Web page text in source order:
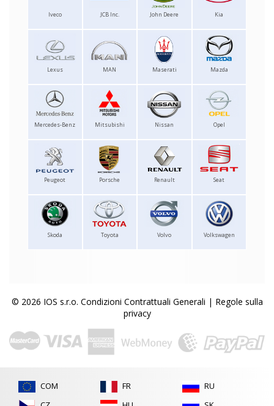
Iveco JCB Inc. John Deere Kia
Lexus MAN Maserati Mazda
Mercedes-Benz Mitsubishi Nissan Opel
Peugeot Porsche Renault Seat
Skoda Toyota Volvo Volkswagen
© 2026 IOS s.r.o. Condizioni Contrattuali Generali | Regole sulla
privacy
COM
FR
RU